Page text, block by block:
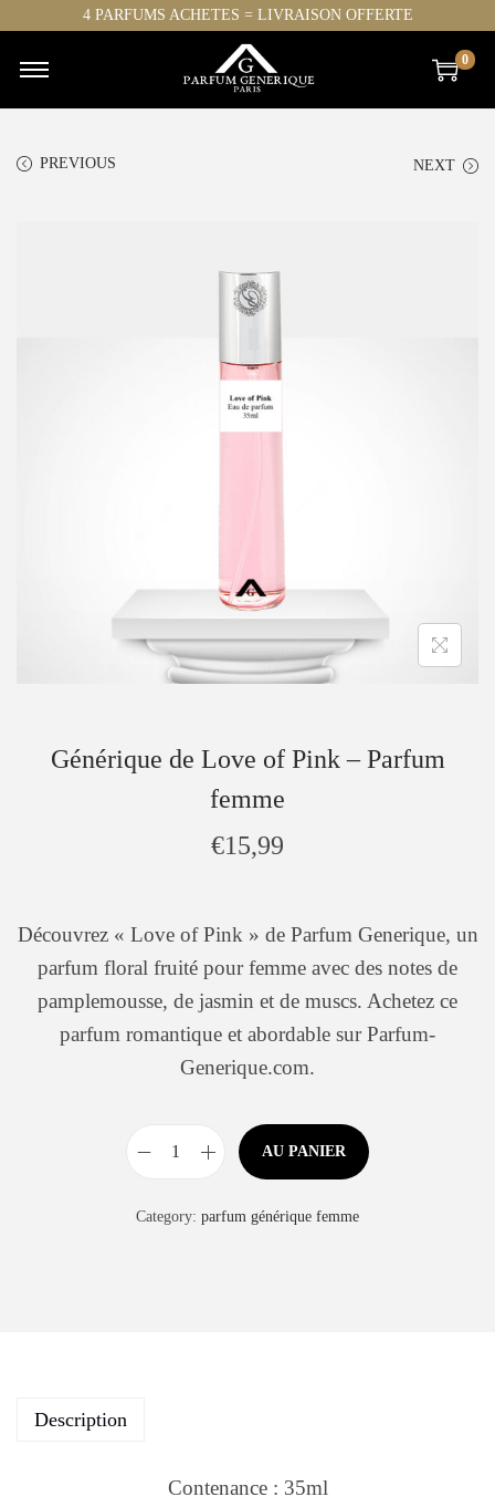
4 PARFUMS ACHETES = LIVRAISON OFFERTE
0
PREVIOUS NEXT
Générique de Love of Pink – Parfum
femme
€15,99
Découvrez « Love of Pink » de Parfum Generique, un
parfum floral fruité pour femme avec des notes de
pamplemousse, de jasmin et de muscs. Achetez ce
parfum romantique et abordable sur Parfum-
Generique.com.
AU PANIER
Category: parfum générique femme
Description
Contenance : 35ml